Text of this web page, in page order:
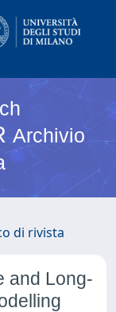
Archivio
di rivista
and Long-